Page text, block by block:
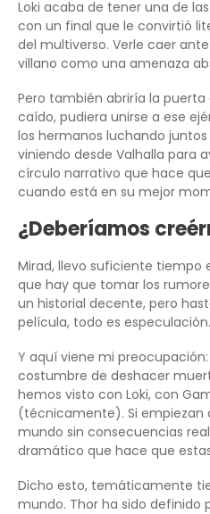
Loki acaba de tener una de
con un final que le convirtió
del multiverso. Verle caer
villano como una amenaza
Pero también abriría la puerta
caído, pudiera unirse a ese
los hermanos luchando
viniendo desde Valhalla para
círculo narrativo que hace
cuando está en su mejor
¿Deberíamos
Mirad, llevo suficiente tiempo
que hay que tomar los
un historial decente, pero
película, todo es especulación.
Y aquí viene mi
costumbre de deshacer
hemos visto con Loki, con
(técnicamente). Si empiezan
mundo sin consecuencias
dramático que hace que
Dicho esto, temáticamente
mundo. Thor ha sido definido